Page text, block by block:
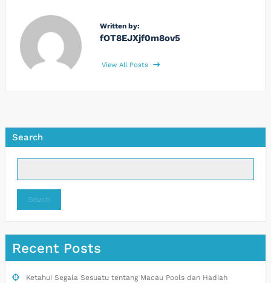
Written by:
fOT8EJXjf0m8ov5
View All Posts
Search
Search
Recent Posts
Ketahui Segala Sesuatu tentang Macau Pools dan Hadiah